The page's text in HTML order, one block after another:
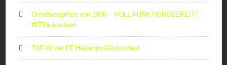
Omnibusspritze von 1906 – VOLL FUNKTIONSBEREIT!
#FFDickschied
TSF-W der FF Heidenrod-Dickschied